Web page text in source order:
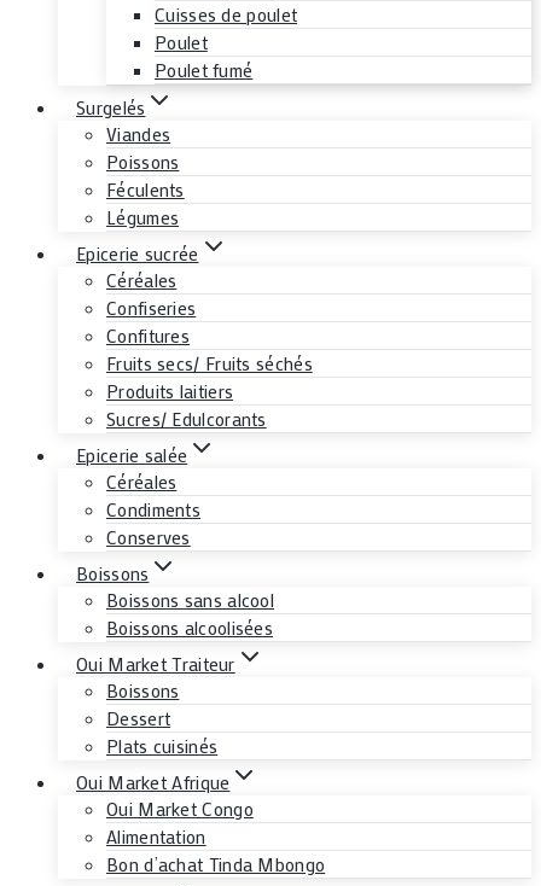
Cuisses de poulet
Poulet
Poulet fumé
Surgelés
Viandes
Poissons
Féculents
Légumes
Epicerie sucrée
Céréales
Confiseries
Confitures
Fruits secs/ Fruits séchés
Produits laitiers
Sucres/ Edulcorants
Epicerie salée
Céréales
Condiments
Conserves
Boissons
Boissons sans alcool
Boissons alcoolisées
Oui Market Traiteur
Boissons
Dessert
Plats cuisinés
Oui Market Afrique
Oui Market Congo
Alimentation
Bon d’achat Tinda Mbongo